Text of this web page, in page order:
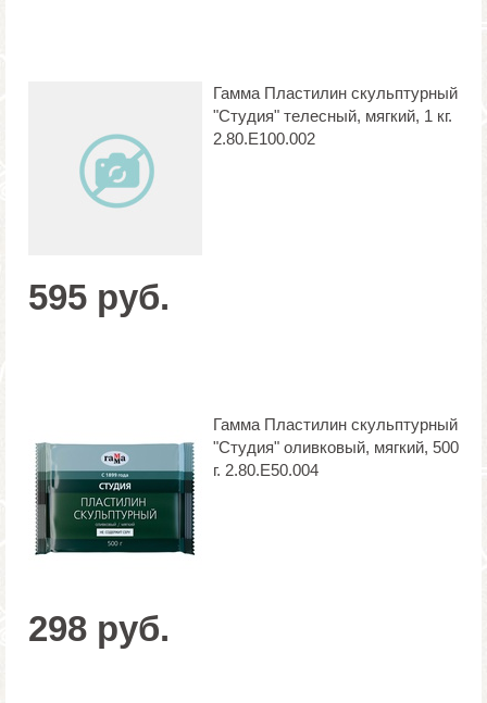
Гамма Пластилин скульптурный
"Студия" телесный, мягкий, 1 кг.
2.80.Е100.002
595 руб.
Гамма Пластилин скульптурный
"Студия" оливковый, мягкий, 500
г. 2.80.Е50.004
298 руб.